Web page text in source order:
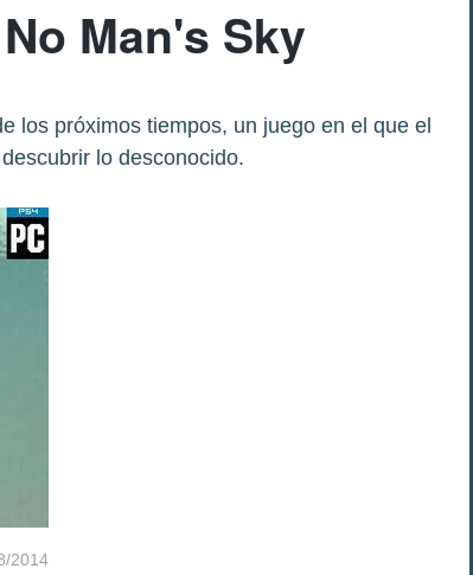
Man's Sky
los próximos tiempos, un juego en el que el
lo desconocido.
2014